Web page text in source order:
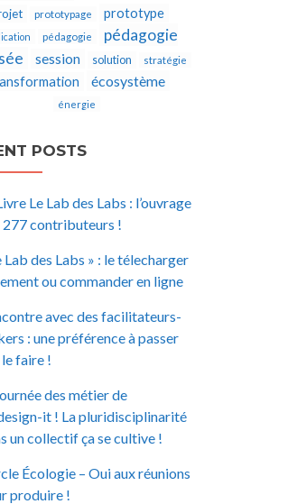
prototypage prototype
pédagogie
pédagogie
session solution stratégie
écosystème
énergie
POSTS
Le Lab des Labs : l’ouvrage
277 contributeurs !
Lab des Labs » : le télecharger
ou commander en ligne
avec des facilitateurs-
: une préférence à passer
faire !
des métier de
it ! La pluridisciplinarité
un collectif ça se cultive !
Écologie – Oui aux réunions
produire !